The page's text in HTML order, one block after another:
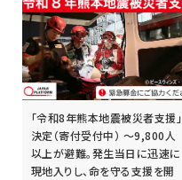
「令和8年熊本地震被災者支援」
決定（寄付受付中） ～9,800人
以上が避難。発生当日に迅速に
現地入りし、命を守る支援を開